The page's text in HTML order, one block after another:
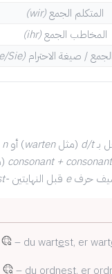
المتكلم الجمع(wir)
المخاطب الجمع(ihr)
/ صيغة الاحترام (sie/Sie)
بـd/t
warten) أو n
consonant +
e
-st
– du wartest, er wart
– du ordnest, er